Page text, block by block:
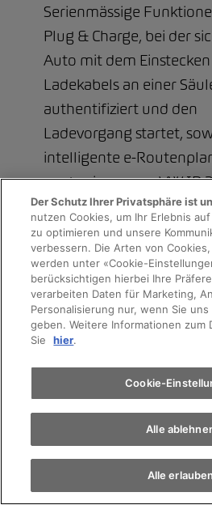
Serienmässige
Plug & Charge, bei der
Auto mit dem
Ladekabels an einer
authentifiziert und den
Ladevorgang startet,
intelligente e-
sorgen im neuen VW
noch einfacheres und
komfortableres Laden.
Auto
Der Schutz Ihrer Privatsphäre ist
nutzen Cookies, um Ihr Erlebnis
zu optimieren und unsere
verbessern. Die Arten von
werden unter «Cookie-
berücksichtigen hierbei Ihre
verarbeiten Daten für Marketing,
Personalisierung nur, wenn Sie
geben. Weitere Informationen zum
Sie
hier.
Cookie-
Alle
Alle erlauben